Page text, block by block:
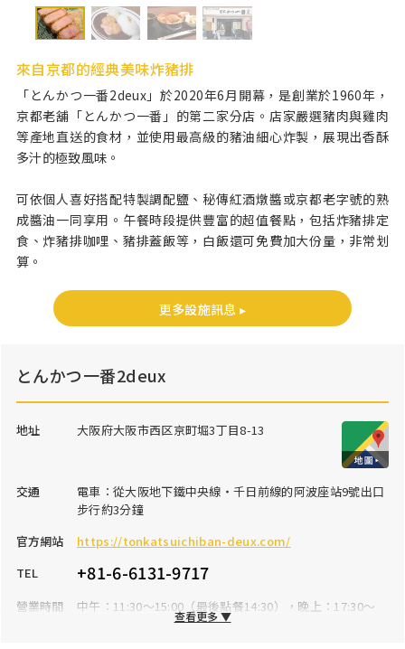
來自京都的經典美味炸豬排
「とんかつ一番2deux」於2020年6月開幕，是創業於1960年，
京都老舖「とんかつ一番」的第二家分店。店家嚴選豬肉與雞肉
等產地直送的食材，並使用最高級的豬油細心炸製，展現出香酥
多汁的極致風味。
可依個人喜好搭配特製調配鹽、秘傳紅酒燉醬或京都老字號的熟
成醬油一同享用。午餐時段提供豐富的超值餐點，包括炸豬排定
食、炸豬排咖哩、豬排蓋飯等，白飯還可免費加大份量，非常划
算。
更多設施訊息 ▸
とんかつ一番2deux
地址 大阪府大阪市西区京町堀3丁目8-13
交通
電車：從大阪地下鐵中央線・千日前線的阿波座站9號出口
步行約3分鐘
官方網站
https://tonkatsuichiban-deux.com/
TEL
+81-6-6131-9717
營業時間
中午：11:30～15:00（最後點餐14:30），晚上：17:30～
21:30（最後點餐21:00）
查看更多 ▼